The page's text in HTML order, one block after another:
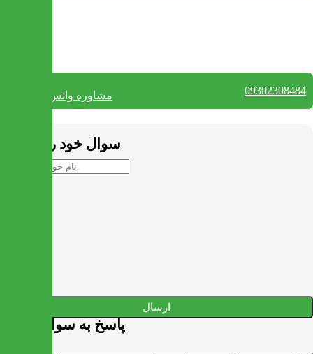
مشاوره واتس آپ 09302308484
سوال خود را بپرسید
ارسال
پاسخ به سوالات شما